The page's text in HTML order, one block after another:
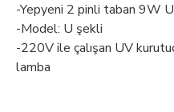
-Yepyeni 2 pinli taban 9W
-Model: U şekli
-220V ile çalışan UV
lamba